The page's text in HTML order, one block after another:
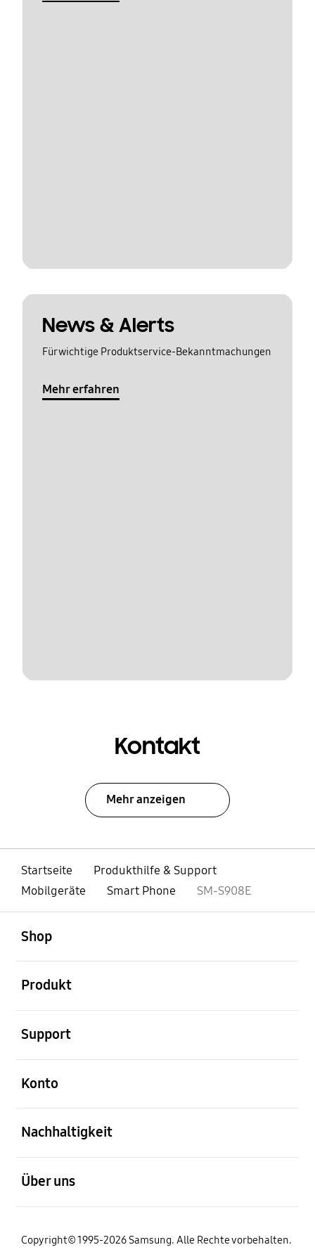
News & Alerts
Für wichtige Produktservice-Bekanntmachungen
Mehr erfahren
Kontakt
Mehr anzeigen
Startseite
Produkthilfe & Support
Mobilgeräte
Smart Phone SM-S908E
Shop
Produkt
Support
Konto
Nachhaltigkeit
Über uns
Copyright© 1995-2026 Samsung. Alle Rechte vorbehalten.